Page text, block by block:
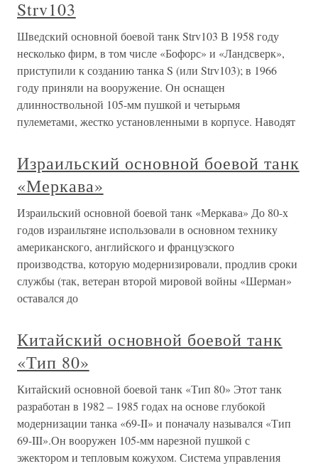
Strv103
Шведский основной боевой танк Strv103 В 1958 году
несколько фирм, в том числе «Бофорс» и «Ландсверк»,
приступили к созданию танка S (или Strv103); в 1966
году приняли на вооружение. Он оснащен
длинноствольной 105-мм пушкой и четырьмя
пулеметами, жестко установленными в корпусе. Наводят
Израильский основной боевой танк
«Меркава»
Израильский основной боевой танк «Меркава» До 80-х
годов израильтяне использовали в основном технику
американского, английского и французского
производства, которую модернизировали, продлив сроки
службы (так, ветеран второй мировой войны «Шерман»
оставался до
Китайский основной боевой танк
«Тип 80»
Китайский основной боевой танк «Тип 80» Этот танк
разработан в 1982 – 1985 годах на основе глубокой
модернизации танка «69-II» и поначалу назывался «Тип
69-III».Он вооружен 105-мм нарезной пушкой с
эжектором и тепловым кожухом. Система управления